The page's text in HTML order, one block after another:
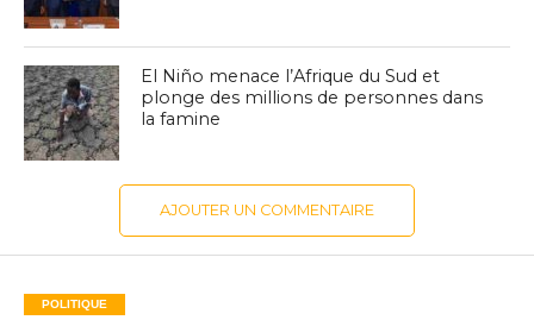
El Niño menace l’Afrique du Sud et
plonge des millions de personnes dans
la famine
AJOUTER UN COMMENTAIRE
POLITIQUE